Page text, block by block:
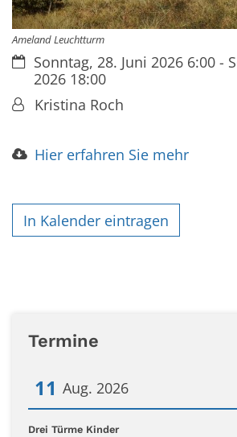
Ameland Leuchtturm
Datum:
Sonntag, 28. Juni 2026 6:00 -
2026 18:00
Von:Kristina Roch
Hier erfahren Sie mehr
In Kalender eintragen
Termine
11 Aug. 2026
Datum: 11. August 2026
Drei Türme Kinder: